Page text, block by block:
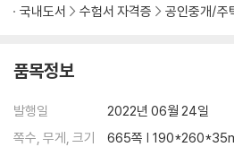
Chapter 03 집합건물의 소유 및 관리에 관
국내도서
수험서 자격증 공인중개/주
품목정보
발행일
2022년 06월 24일
쪽수, 무게, 크기
665쪽 |